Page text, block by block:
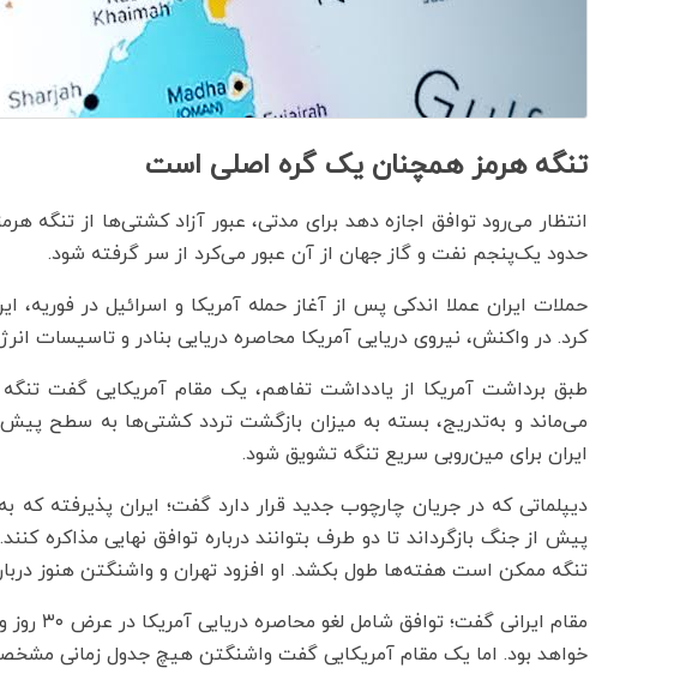
تنگه هرمز همچنان یک گره اصلی است
انتظار می‌رود توافق اجازه دهد برای مدتی، عبور آزاد کشتی‌ها از تنگه
حدود یک‌پنجم نفت و گاز جهان از آن عبور می‌کرد از سر گرفته شود.
حملات ایران عملا اندکی پس از آغاز حمله آمریکا و اسرائیل در
کرد. در واکنش، نیروی دریایی آمریکا محاصره دریایی بنادر و تاسیسات
طبق برداشت آمریکا از یادداشت تفاهم، یک مقام آمریکایی گفت تنگه
می‌ماند و به‌تدریج، بسته به میزان بازگشت تردد کشتی‌ها به سطح
ایران برای مین‌روبی سریع تنگه تشویق شود.
پیش از جنگ بازگرداند تا دو طرف بتوانند درباره توافق نهایی مذاکره
تنگه ممکن است هفته‌ها طول بکشد. او افزود تهران و واشنگتن هنوز
مقام
خواهد بود. اما یک مقام آمریکایی گفت واشنگتن هیچ جدول زمانی